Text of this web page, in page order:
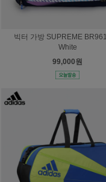
빅터 가방 SUPREME
White
99,000원